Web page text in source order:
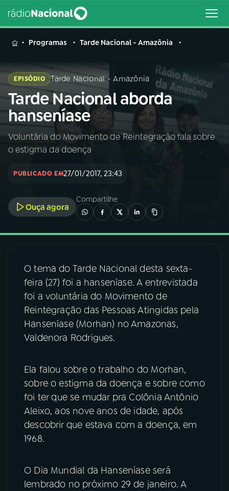
MENU
Buscar
na
Rádio
Nacional
Buscar
04PROGRAMAS
05PODCASTS
07 ÚLTIMAS
08FESTIVAL DE MÚSICA
Programas Tarde Nacional - Amazônia
EPISÓDIO Tarde Nacional - Amazônia
Tarde Nacional aborda
hanseníase
Voluntária do Movimento de Reintegração fala sobre
o estigma da doença
PUBLICADO EM27/01/2017, 23:43
Ouça agora
Compartilhe
O tema do Tarde Nacional desta sexta-
feira (27) foi a hanseníase. A entrevistada
foi a voluntária do Movimento de
Reintegração das Pessoas Atingidas pela
Hanseníase (Morhan) no Amazonas,
Valdenora Rodrigues.
Ela falou sobre o trabalho do Morhan,
sobre o estigma da doença e sobre como
foi ter que se mudar pra Colônia Antônio
Aleixo, aos nove anos de idade, após
descobrir que estava com a doença, em
1968.
O Dia Mundial da Hanseníase será
lembrado no próximo 29 de janeiro. A